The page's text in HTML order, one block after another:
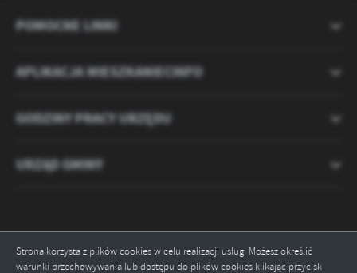
Strona korzysta z plików cookies w celu realizacji usług. Możesz określić
warunki przechowywania lub dostępu do plików cookies klikając przycisk
POMOCNE LINKI
APLIKACJA MIESZKANIECINFO
GODZINY PRACY URZĘDU
URZĄD GMINY